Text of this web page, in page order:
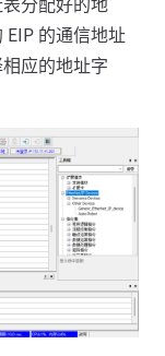
的通信地址
应的地址字